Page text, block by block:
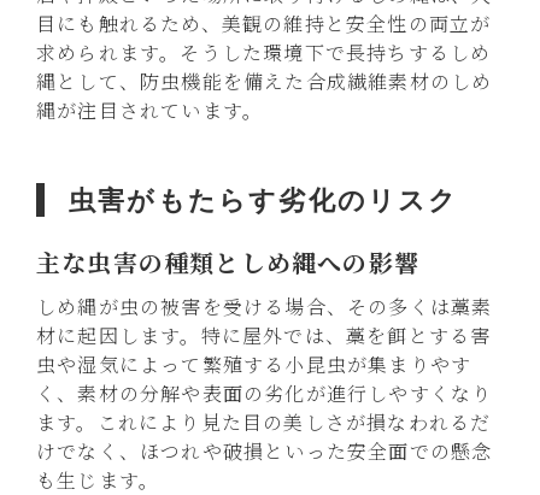
目にも触れるため、美観の維持と安全性の両立が
求められます。そうした環境下で長持ちするしめ
縄として、防虫機能を備えた合成繊維素材のしめ
縄が注目されています。
虫害がもたらす劣化のリスク
主な虫害の種類としめ縄への影響
しめ縄が虫の被害を受ける場合、その多くは藁素
材に起因します。特に屋外では、藁を餌とする害
虫や湿気によって繁殖する小昆虫が集まりやす
く、素材の分解や表面の劣化が進行しやすくなり
ます。これにより見た目の美しさが損なわれるだ
けでなく、ほつれや破損といった安全面での懸念
も生じます。